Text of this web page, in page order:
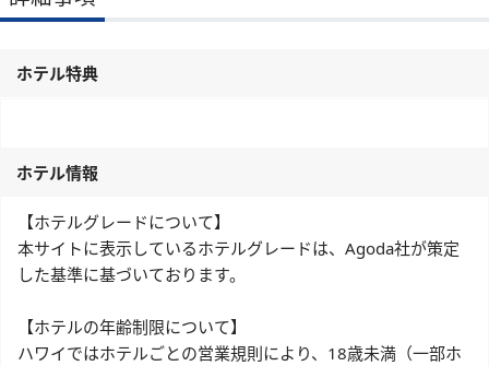
ホテル特典
ホテル情報
【ホテルグレードについて】
本サイトに表示しているホテルグレードは、Agoda社が策定
した基準に基づいております。
【ホテルの年齢制限について】
ハワイではホテルごとの営業規則により、18歳未満（一部ホ